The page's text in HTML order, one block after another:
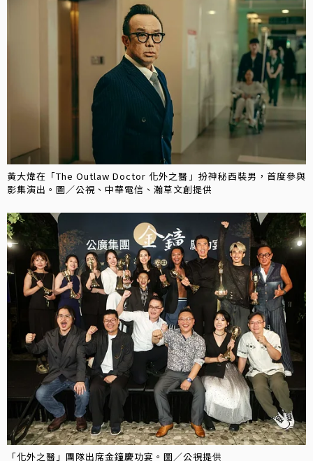
黃大煒在「The Outlaw Doctor 化外之醫」扮神秘西裝男，首度參與
影集演出。圖／公視、中華電信、瀚草文創提供
「化外之醫」團隊出席金鐘慶功宴。圖／公視提供